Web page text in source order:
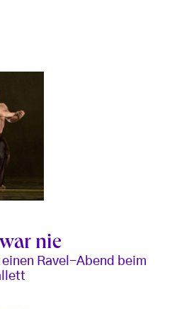
nie
Ravel-Abend beim